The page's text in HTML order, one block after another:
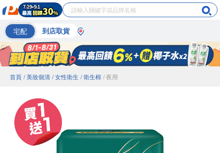
宅配 到店取貨
首頁 / 美妝個清 / 女性衛生 / 衛生棉 / 夜用